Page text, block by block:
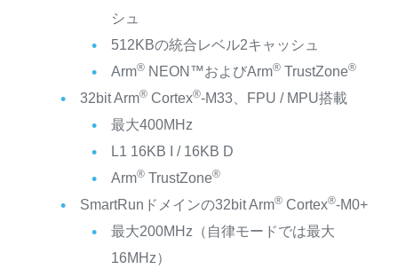
シュ
512KBの統合レベル2キャッシュ
Arm®NEON™およびArm®TrustZone®
32bit Arm®Cortex®-M33、FPU / MPU搭載
最大400MHz
L1 16KB I / 16KB D
Arm®TrustZone®
SmartRunドメインの32bit Arm®Cortex®-M0+
最大200MHz（自律モードでは最大
16MHz）